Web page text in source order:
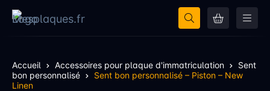
Accueil Accessoires pour plaque d'immatriculation
Sent
bon personnalisé
Sent bon personnalisé – Piston – New
Linen